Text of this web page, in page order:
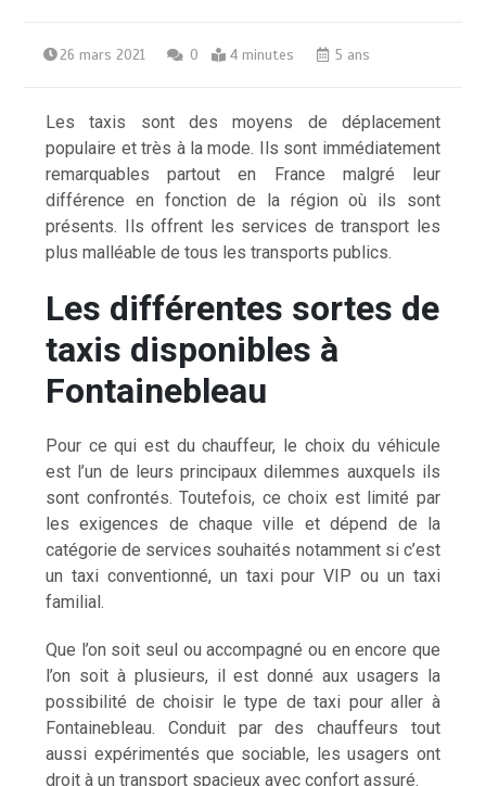
26 mars 2021 0 4 minutes 5 ans
Les taxis sont des moyens de déplacement
populaire et très à la mode. Ils sont immédiatement
remarquables partout en France malgré leur
différence en fonction de la région où ils sont
présents. Ils offrent les services de transport les
plus malléable de tous les transports publics.
Les différentes sortes de
taxis disponibles à
Fontainebleau
Pour ce qui est du chauffeur, le choix du véhicule
est l’un de leurs principaux dilemmes auxquels ils
sont confrontés. Toutefois, ce choix est limité par
les exigences de chaque ville et dépend de la
catégorie de services souhaités notamment si c’est
un taxi conventionné, un taxi pour VIP ou un taxi
familial.
Que l’on soit seul ou accompagné ou en encore que
l’on soit à plusieurs, il est donné aux usagers la
possibilité de choisir le type de taxi pour aller à
Fontainebleau. Conduit par des chauffeurs tout
aussi expérimentés que sociable, les usagers ont
droit à un transport spacieux avec confort assuré.